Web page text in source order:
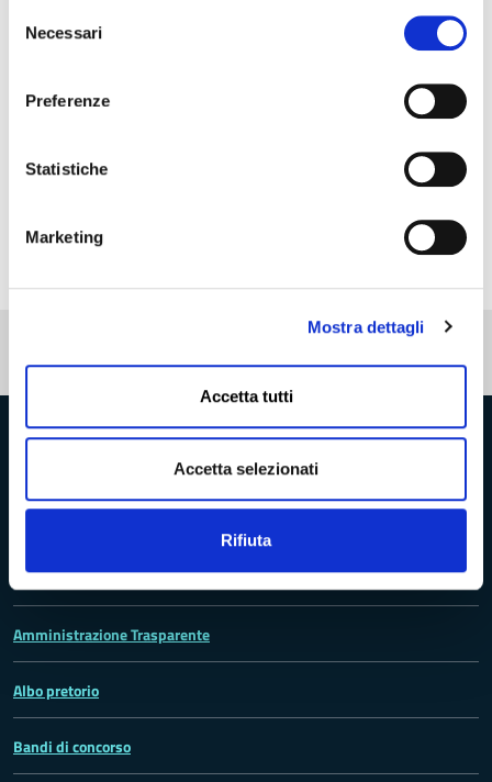
delNecessari
Preferenze
Statistiche
Marketing
Mostra dettagli
Accetta tutti
Accetta selezionati
Rifiuta
Ultima modifica: 20 Giugno 2023
Provincia di Massa‑Carrara
Trasparenza e Accessibilità
Amministrazione Trasparente
Albo pretorio
Bandi di concorso